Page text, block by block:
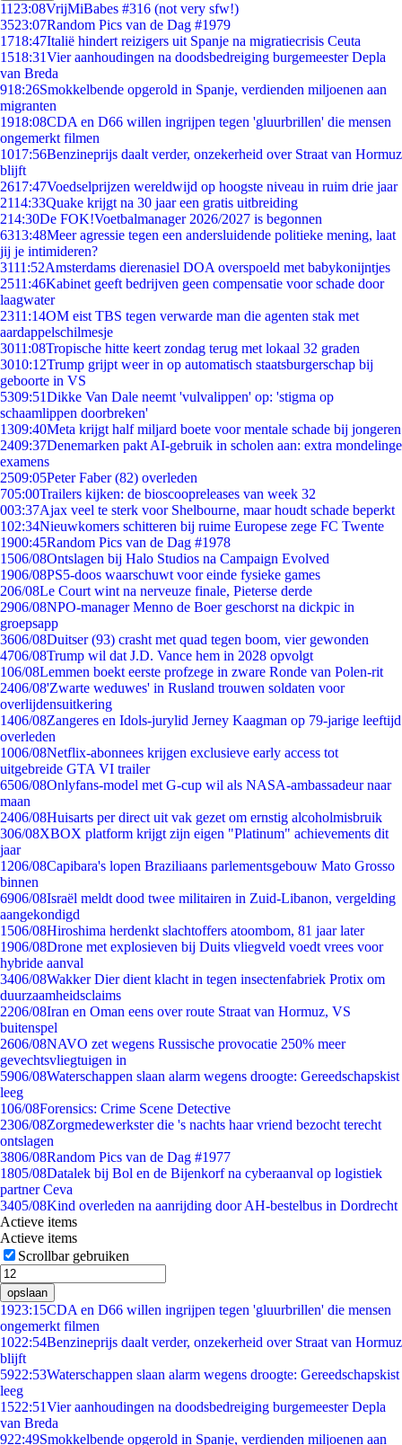
11 23:08VrijMiBabes #316 (not very sfw!)
3523:07Random Pics van de Dag #1979
1718:47Italië hindert reizigers uit Spanje na migratiecrisis Ceuta
1518:31Vier aanhoudingen na doodsbedreiging burgemeester Depla
van Breda
918:26Smokkelbende opgerold in Spanje, verdienden miljoenen aan
migranten
1918:08CDA en D66 willen ingrijpen tegen 'gluurbrillen' die mensen
ongemerkt filmen
1017:56Benzineprijs daalt verder, onzekerheid over Straat van Hormuz
blijft
2617:47Voedselprijzen wereldwijd op hoogste niveau in ruim drie jaar
2114:33Quake krijgt na 30 jaar een gratis uitbreiding
214:30De FOK!Voetbalmanager 2026/2027 is begonnen
6313:48Meer agressie tegen een andersluidende politieke mening, laat
jij je intimideren?
3111:52Amsterdams dierenasiel DOA overspoeld met babykonijntjes
2511:46Kabinet geeft bedrijven geen compensatie voor schade door
laagwater
2311:14OM eist TBS tegen verwarde man die agenten stak met
aardappelschilmesje
3011:08Tropische hitte keert zondag terug met lokaal 32 graden
3010:12Trump grijpt weer in op automatisch staatsburgerschap bij
geboorte in VS
5309:51Dikke Van Dale neemt 'vulvalippen' op: 'stigma op
schaamlippen doorbreken'
1309:40Meta krijgt half miljard boete voor mentale schade bij jongeren
2409:37Denemarken pakt AI-gebruik in scholen aan: extra mondelinge
examens
2509:05Peter Faber (82) overleden
705:00Trailers kijken: de bioscoopreleases van week 32
003:37Ajax veel te sterk voor Shelbourne, maar houdt schade beperkt
102:34Nieuwkomers schitteren bij ruime Europese zege FC Twente
1900:45Random Pics van de Dag #1978
1506/08Ontslagen bij Halo Studios na Campaign Evolved
1906/08PS5-doos waarschuwt voor einde fysieke games
206/08Le Court wint na nerveuze finale, Pieterse derde
2906/08NPO-manager Menno de Boer geschorst na dickpic in
groepsapp
3606/08Duitser (93) crasht met quad tegen boom, vier gewonden
4706/08Trump wil dat J.D. Vance hem in 2028 opvolgt
106/08Lemmen boekt eerste profzege in zware Ronde van Polen-rit
2406/08'Zwarte weduwes' in Rusland trouwen soldaten voor
overlijdensuitkering
1406/08Zangeres en Idols-jurylid Jerney Kaagman op 79-jarige leeftijd
overleden
1006/08Netflix-abonnees krijgen exclusieve early access tot
uitgebreide GTA VI trailer
6506/08Onlyfans-model met G-cup wil als NASA-ambassadeur naar
maan
2406/08Huisarts per direct uit vak gezet om ernstig alcoholmisbruik
306/08XBOX platform krijgt zijn eigen "Platinum" achievements dit
jaar
1206/08Capibara's lopen Braziliaans parlementsgebouw Mato Grosso
binnen
6906/08Israël meldt dood twee militairen in Zuid-Libanon, vergelding
aangekondigd
1506/08Hiroshima herdenkt slachtoffers atoombom, 81 jaar later
1906/08Drone met explosieven bij Duits vliegveld voedt vrees voor
hybride aanval
3406/08Wakker Dier dient klacht in tegen insectenfabriek Protix om
duurzaamheidsclaims
2206/08Iran en Oman eens over route Straat van Hormuz, VS
buitenspel
2606/08NAVO zet wegens Russische provocatie 250% meer
gevechtsvliegtuigen in
5906/08Waterschappen slaan alarm wegens droogte: Gereedschapskist
leeg
106/08Forensics: Crime Scene Detective
2306/08Zorgmedewerkster die 's nachts haar vriend bezocht terecht
ontslagen
3806/08Random Pics van de Dag #1977
1805/08Datalek bij Bol en de Bijenkorf na cyberaanval op logistiek
partner Ceva
3405/08Kind overleden na aanrijding door AH-bestelbus in Dordrecht
Actieve items
Actieve items
Scrollbar gebruiken
opslaan
1923:15CDA en D66 willen ingrijpen tegen 'gluurbrillen' die mensen
ongemerkt filmen
1022:54Benzineprijs daalt verder, onzekerheid over Straat van Hormuz
blijft
5922:53Waterschappen slaan alarm wegens droogte: Gereedschapskist
leeg
1522:51Vier aanhoudingen na doodsbedreiging burgemeester Depla
van Breda
922:49Smokkelbende opgerold in Spanje, verdienden miljoenen aan